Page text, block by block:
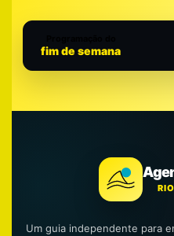
fim de semana
Um guia independente para